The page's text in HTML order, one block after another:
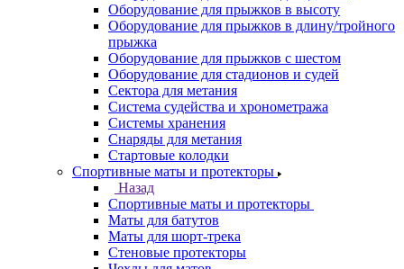
Оборудование для прыжков в высоту
Оборудование для прыжков в длину/тройного
прыжка
Оборудование для прыжков с шестом
Оборудование для стадионов и судей
Сектора для метания
Система судейства и хронометража
Системы хранения
Снаряды для метания
Стартовые колодки
Спортивные маты и протекторы
Назад
Спортивные маты и протекторы
Маты для батутов
Маты для шорт-трека
Стеновые протекторы